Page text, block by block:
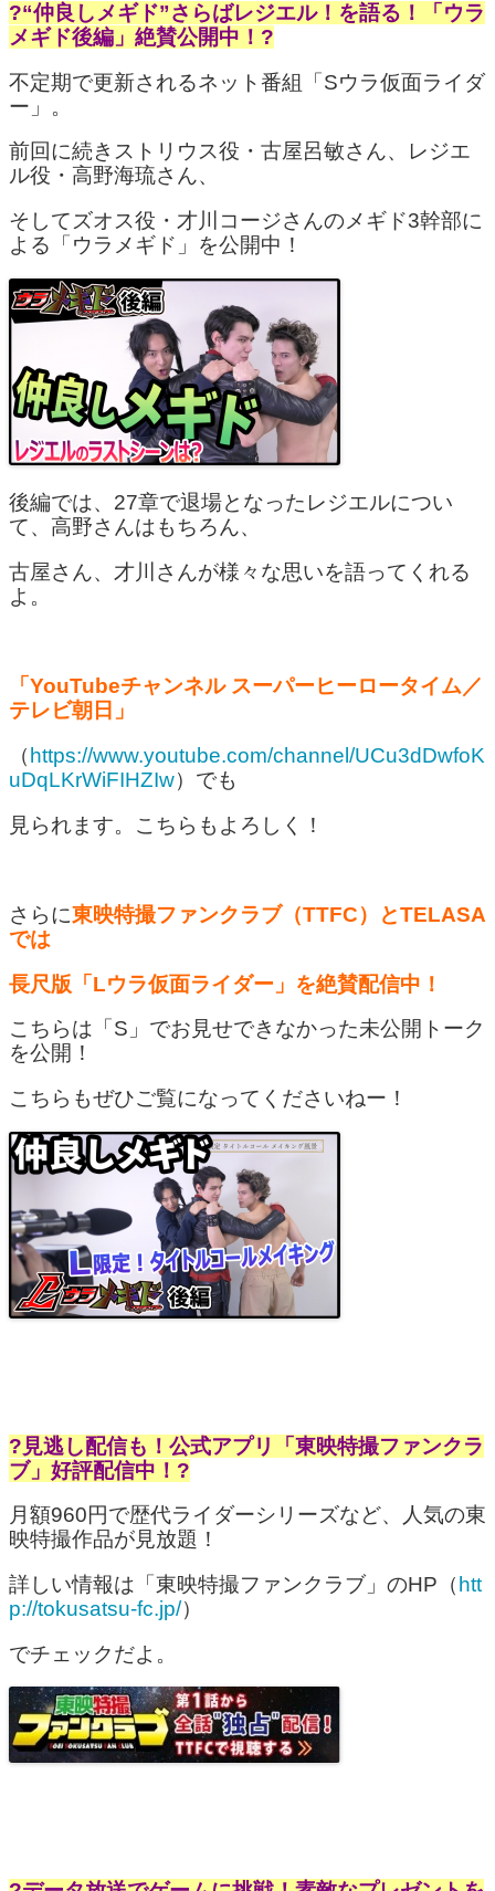
?“仲良しメギド”さらばレジエル！を語る！「ウラ
メギド後編」絶賛公開中！?
不定期で更新されるネット番組「Sウラ仮面ライダ
ー」。
前回に続きストリウス役・古屋呂敏さん、レジエ
ル役・高野海琉さん、
そしてズオス役・才川コージさんのメギド3幹部に
よる「ウラメギド」を公開中！
後編では、27章で退場となったレジエルについ
て、高野さんはもちろん、
古屋さん、才川さんが様々な思いを語ってくれる
よ。
「YouTubeチャンネル スーパーヒーロータイム／
テレビ朝日」
（ https://www.youtube.com/channel/UCu3dDwfoK
uDqLKrWiFIHZIw）でも
見られます。こちらもよろしく！
さらに東映特撮ファンクラブ（TTFC）とTELASA
では
長尺版「Lウラ仮面ライダー」を絶賛配信中！
こちらは「S」でお見せできなかった未公開トーク
を公開！
こちらもぜひご覧になってくださいねー！
?見逃し配信も！公式アプリ「東映特撮ファンクラ
ブ」好評配信中！?
月額960円で歴代ライダーシリーズなど、人気の東
映特撮作品が見放題！
詳しい情報は「東映特撮ファンクラブ」のHP（htt
p://tokusatsu-fc.jp/）
でチェックだよ。